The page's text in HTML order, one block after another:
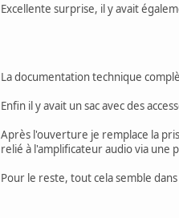
Excellente surprise, il y avait
La documentation technique
Enfin il y avait un sac avec des
Après l'ouverture je remplace la
relié à l'amplificateur audio via une
Pour le reste, tout cela semble